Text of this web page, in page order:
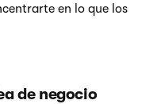
en lo que los
de negocio